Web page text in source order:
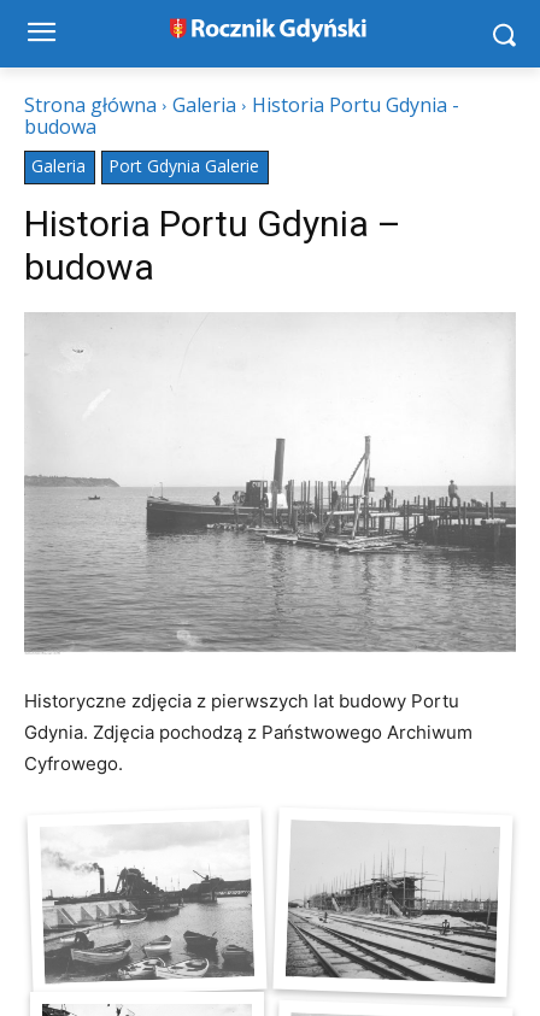
Strona główna Galeria
Historia Portu Gdynia -
budowa
Galeria Port Gdynia Galerie
Historia Portu Gdynia –
budowa
Historyczne zdjęcia z pierwszych lat budowy Portu
Gdynia. Zdjęcia pochodzą z Państwowego Archiwum
Cyfrowego.